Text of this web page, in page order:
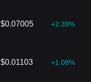
$0.07005 +2.39%
$0.01103 +1.08%